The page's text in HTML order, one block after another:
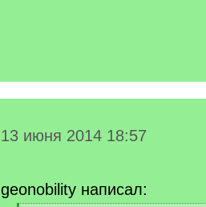
13 июня 2014 18:57
geonobility написал: